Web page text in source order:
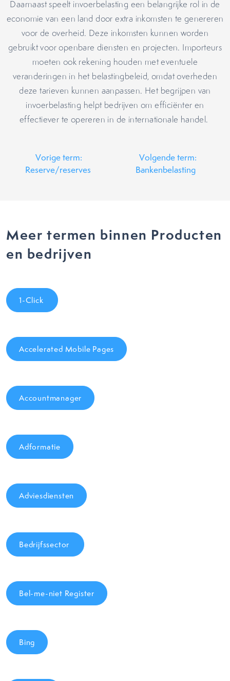
Daarnaast speelt invoerbelasting een belangrijke rol in de
economie van een land door extra inkomsten te genereren
voor de overheid. Deze inkomsten kunnen worden
gebruikt voor openbare diensten en projecten. Importeurs
moeten ook rekening houden met eventuele
veranderingen in het belastingbeleid, omdat overheden
deze tarieven kunnen aanpassen. Het begrijpen van
invoerbelasting helpt bedrijven om efficiënter en
effectiever te opereren in de internationale handel.
Vorige term:
Reserve/reserves
Volgende term:
Bankenbelasting
Meer termen binnen Producten
en bedrijven
1-Click
Accelerated Mobile Pages
Accountmanager
Adformatie
Adviesdiensten
Bedrijfssector
Bel-me-niet Register
Bing